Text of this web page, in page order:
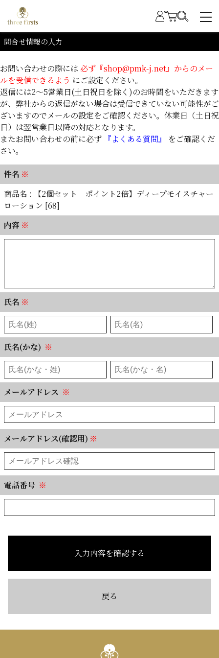
問合せ情報の入力
お問い合わせの際には 必ず『shop@pmk-j.net』からのメー
ルを受信できるよう にご設定ください。
返信には2～5営業日(土日祝日を除く)のお時間をいただきます
が、弊社からの返信がない場合は受信できていない可能性がご
ざいますのでメールの設定をご確認ください。休業日（土日祝
日）は翌営業日以降の対応となります。
またお問い合わせの前に必ず 『よくある質問』
をご確認くだ
さい。
件名 ※
商品名 : 【2個セット ポイント2倍】ディープモイスチャー
ローション [68]
内容 ※
氏名 ※
氏名(かな) ※
メールアドレス ※
メールアドレス(確認用) ※
電話番号 ※
入力内容を確認する
戻る